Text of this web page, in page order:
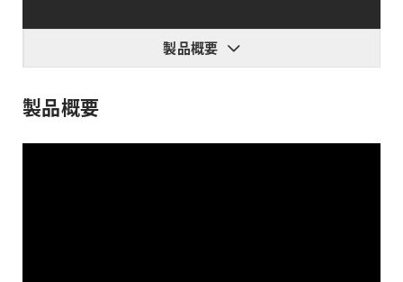
製品概要
製品概要